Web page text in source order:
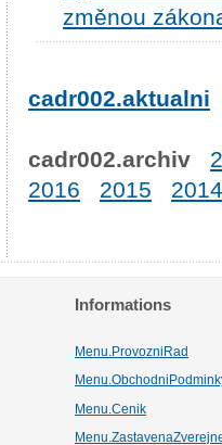
změnou
cadr002.aktualni
cadr002.archiv
2016
2015 2014
Informations
Menu.ProvozniRad
Menu.Cenik